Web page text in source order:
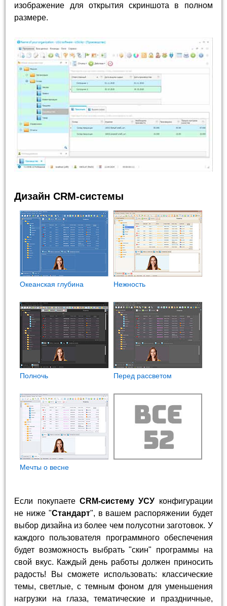
изображение для открытия скриншота в полном
размере.
Дизайн CRM-системы
Океанская глубина Нежность
Полночь Перед рассветом
Мечты о весне
Если покупаете CRM-систему УСУ конфигурации
не ниже "Стандарт", в вашем распоряжении будет
выбор дизайна из более чем полусотни заготовок. У
каждого пользователя программного обеспечения
будет возможность выбрать "скин" программы на
свой вкус. Каждый день работы должен приносить
радость! Вы сможете использовать: классические
темы, светлые, с темным фоном для уменьшения
нагрузки на глаза, тематические и праздничные,